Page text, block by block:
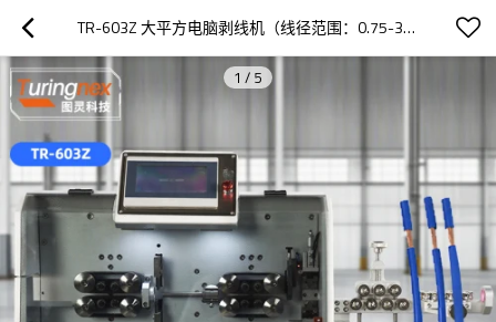
TR-603Z 大平方电脑剥线机（线径范围：0.75-30MM²）
1 / 5